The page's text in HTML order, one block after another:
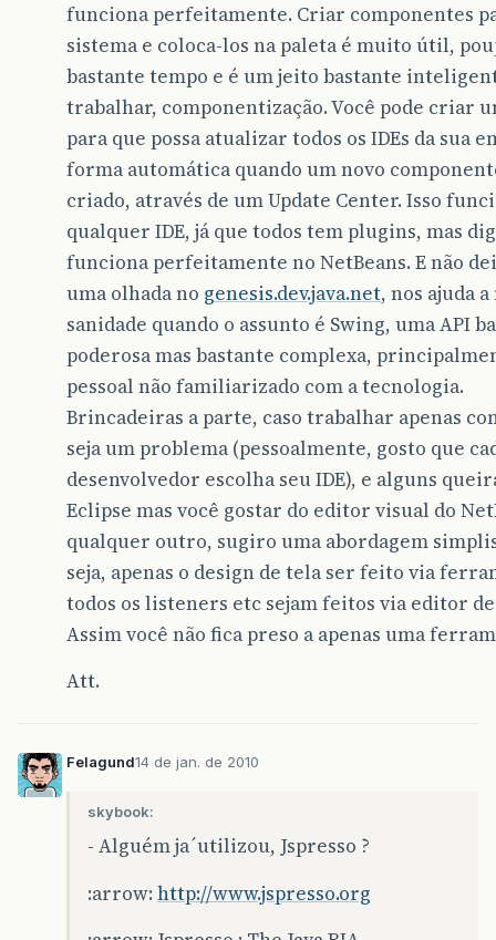
funciona perfeitamente. Criar componentes
sistema e coloca-los na paleta é muito útil,
bastante tempo e é um jeito bastante
trabalhar, componentização. Você pode criar
para que possa atualizar todos os IDEs da sua
forma automática quando um novo
criado, através de um Update Center. Isso
qualquer IDE, já que todos tem plugins, mas
funciona perfeitamente no NetBeans. E não
uma olhada no genesis.dev.java.net, nos ajuda
sanidade quando o assunto é Swing, uma API
poderosa mas bastante complexa,
pessoal não familiarizado com a tecnologia.
Brincadeiras a parte, caso trabalhar apenas
seja um problema (pessoalmente, gosto que
desenvolvedor escolha seu IDE), e alguns
Eclipse mas você gostar do editor visual do
qualquer outro, sugiro uma abordagem
seja, apenas o design de tela ser feito via
todos os listeners etc sejam feitos via editor
Assim você não fica preso a apenas uma
Att.
Felagund14 de jan. de 2010
skybook:
- Alguém ja´utilizou, Jspresso ?
:arrow: http://www.jspresso.org